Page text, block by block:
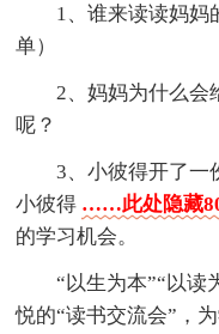
1、谁来读读妈妈
单）
2、妈妈为什么会
呢？
3、小彼得开了一
小彼得 ……此处隐藏
的学习机会。
“以生为本”“以读
悦的“读书交流会”，